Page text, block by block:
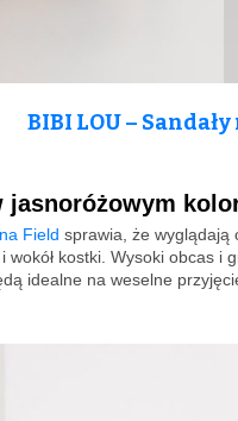
BIBI LOU –
jasnoróżowym
Field sprawia, że wyglądają
kostki. Wysoki obcas
idealne na weselne